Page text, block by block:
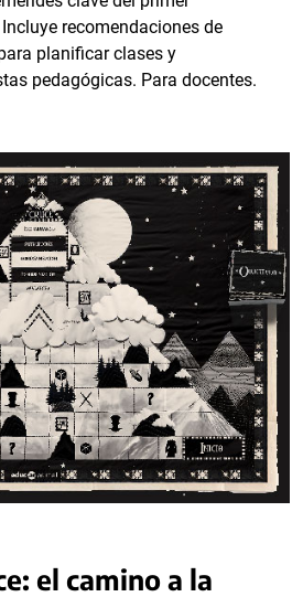
recomendaciones de
planificar clases y
pedagógicas. Para docentes.
el camino a la